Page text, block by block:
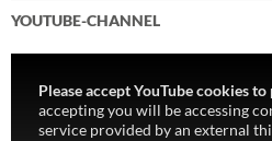
YOUTUBE-CHANNEL
Please accept YouTube cookies
accepting you will be accessing
service provided by an external